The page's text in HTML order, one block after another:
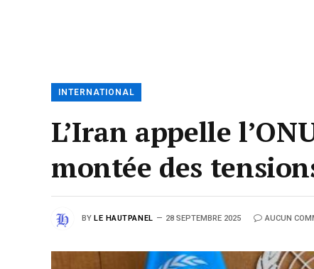
INTERNATIONAL
L’Iran appelle
montée des
BY LE HAUTPANEL 28 SEPTEMBRE 2025 AUCUN